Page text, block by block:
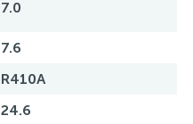
7.0
7.6
R410A
24.6